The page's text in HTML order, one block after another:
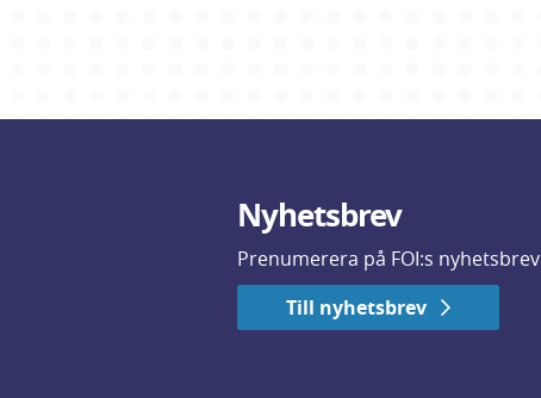
Nyhetsbrev
Prenumerera på FOI:s nyhetsbrev
Till nyhetsbrev